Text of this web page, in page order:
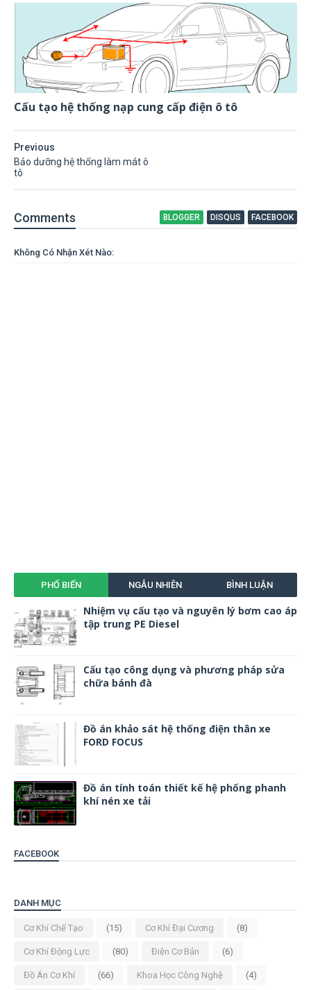
Cấu tạo hệ thống nạp cung cấp điện ô tô
Previous
Bảo dưỡng hệ thống làm mát ô
tô
Comments BLOGGER DISQUS FACEBOOK
Không Có Nhận Xét Nào:
PHỔ BIẾN NGẪU NHIÊN BÌNH LUẬN
Nhiệm vụ cấu tạo và nguyên lý bơm cao áp
tập trung PE Diesel
Cấu tạo công dụng và phương pháp sửa
chữa bánh đà
Đồ án khảo sát hệ thống điện thân xe
FORD FOCUS
Đồ án tính toán thiết kế hệ phống phanh
khí nén xe tải
FACEBOOK
DANH MỤC
Cơ Khí Chế Tạo (15) Cơ Khí Đại Cương (8)
Cơ Khí Động Lực (80) Điện Cơ Bản (6)
Đồ Án Cơ Khí (66) Khoa Học Công Nghệ (4)